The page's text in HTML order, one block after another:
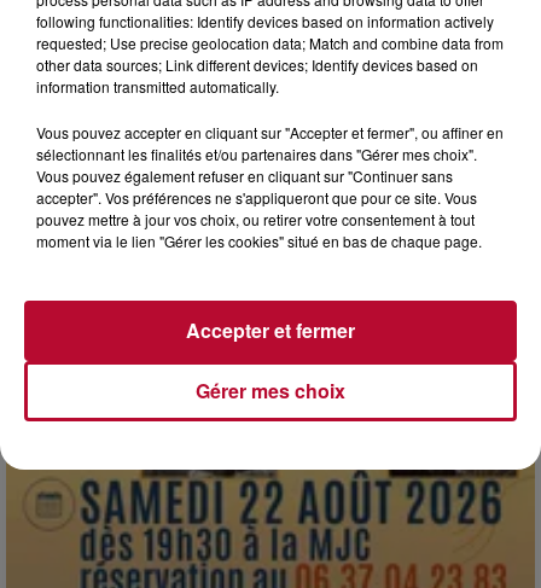
7 août 2026
NOS IDÉES DE SORTIE POUR CE WEEK-END
Comme tous les vendredis, voici une petite sélection des
rendez-vous à ne pas manquer dans le coin. Que vous ayez
following functionalities: Identify devices based on information actively
requested; Use precise geolocation data; Match and combine data from
other data sources; Link different devices; Identify devices based on
information transmitted automatically.
Vous pouvez accepter en cliquant sur "Accepter et fermer", ou affiner en
sélectionnant les finalités et/ou partenaires dans "Gérer mes choix".
Vous pouvez également refuser en cliquant sur "Continuer sans
accepter". Vos préférences ne s'appliqueront que pour ce site. Vous
pouvez mettre à jour vos choix, ou retirer votre consentement à tout
moment via le lien "Gérer les cookies" situé en bas de chaque page.
Gérer mes choix
Accepter et fermer